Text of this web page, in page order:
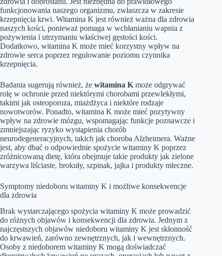
funkcjonowania naszego organizmu, zwłaszcza w zakresie
krzepnięcia krwi. Witamina K jest również ważna dla zdrowia
naszych kości, ponieważ pomaga w wchłanianiu wapnia z
pożywienia i utrzymaniu właściwej gęstości kości.
Dodatkowo, witamina K może mieć korzystny wpływ na
zdrowie serca poprzez regulowanie poziomu czynnika
krzepnięcia.
Badania sugerują również, że witamina K może odgrywać
rolę w ochronie przed niektórymi chorobami przewlekłymi,
takimi jak osteoporoza, miażdżyca i niektóre rodzaje
nowotworów. Ponadto, witamina K może mieć pozytywny
wpływ na zdrowie mózgu, wspomagając funkcje poznawcze i
zmniejszając ryzyko wystąpienia chorób
neurodegeneracyjnych, takich jak choroba Alzheimera. Ważne
jest, aby dbać o odpowiednie spożycie witaminy K poprzez
zróżnicowaną dietę, która obejmuje takie produkty jak zielone
warzywa liściaste, brokuły, szpinak, jajka i produkty mleczne.
Symptomy niedoboru witaminy K i możliwe konsekwencje
dla zdrowia
Brak wystarczającego spożycia witaminy K może prowadzić
do różnych objawów i konsekwencji dla zdrowia. Jednym z
najczęstszych objawów niedoboru witaminy K jest skłonność
do krwawień, zarówno zewnętrznych, jak i wewnętrznych.
Osoby z niedoborem witaminy K mogą doświadczać